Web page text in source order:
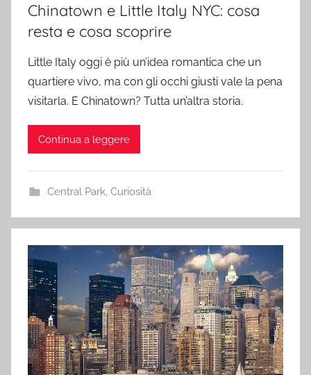
Chinatown e Little Italy NYC: cosa
resta e cosa scoprire
Little Italy oggi è più un’idea romantica che un
quartiere vivo, ma con gli occhi giusti vale la pena
visitarla. E Chinatown? Tutta un’altra storia.
Continua a leggere
Central Park, Curiosità